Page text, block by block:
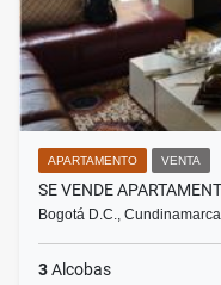
APARTAMENTO VENTA
SE VENDE
Bogotá D.C.,
3Alcobas